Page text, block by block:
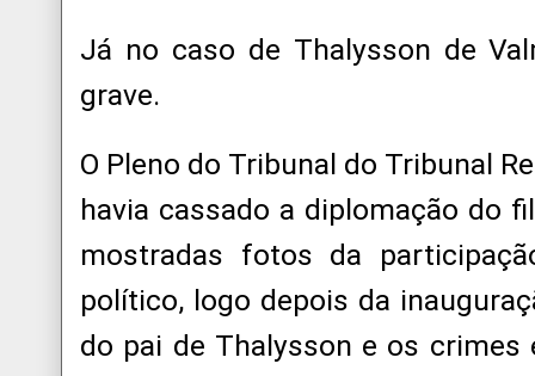
Já no caso de Thalysson de
grave.
O Pleno do Tribunal do Tribunal
havia cassado a diplomação do
mostradas fotos da
político, logo depois da
do pai de Thalysson e os